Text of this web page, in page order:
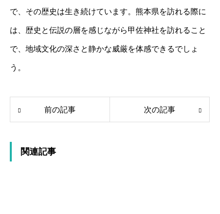
で、その歴史は生き続けています。熊本県を訪れる際に
は、歴史と伝説の層を感じながら甲佐神社を訪れること
で、地域文化の深さと静かな威厳を体感できるでしょ
う。
前の記事 次の記事
関連記事